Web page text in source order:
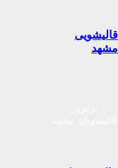
قالیشویی
مشهد